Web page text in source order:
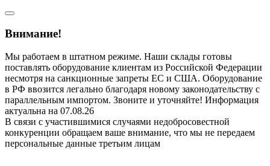
Внимание!
Мы работаем в штатном режиме. Наши склады готовы
поставлять оборудование клиентам из Российской Федерации
несмотря на санкционные запреты ЕС и США. Оборудование
в РФ ввозится легально благодаря новому законодательству с
параллельным импортом. Звоните и уточняйте! Информация
актуальна на 07.08.26
В связи с участившимися случаями недобросовестной
конкуренции обращаем ваше внимание, что мы не передаем
персональные данные третьим лицам